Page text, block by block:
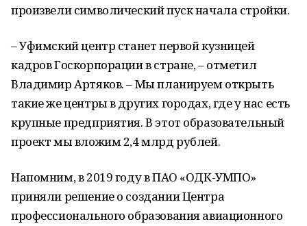
произвели символический пуск начала стройки.
– Уфимский центр станет первой кузницей
кадров Госкорпорации в стране, – отметил
Владимир Артяков. – Мы планируем открыть
такие же центры в других городах, где у нас есть
крупные предприятия. В этот образовательный
проект мы вложим 2,4 млрд рублей.
Напомним, в 2019 году в ПАО «ОДК-УМПО»
приняли решение о создании Центра
профессионального образования авиационного